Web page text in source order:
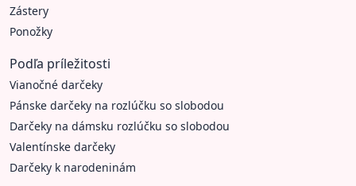
Zástery
Ponožky
Podľa príležitosti
Vianočné darčeky
Pánske darčeky na rozlúčku so slobodou
Darčeky na dámsku rozlúčku so slobodou
Valentínske darčeky
Darčeky k narodeninám